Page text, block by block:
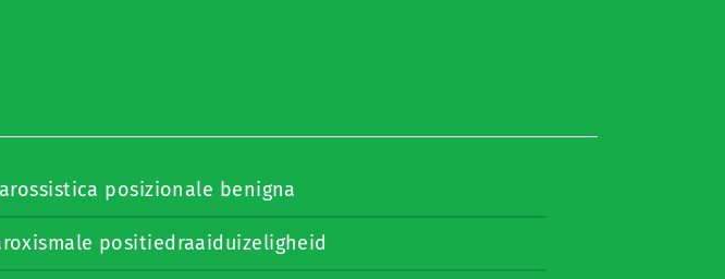
posizionale benigna
positiedraaiduizeligheid